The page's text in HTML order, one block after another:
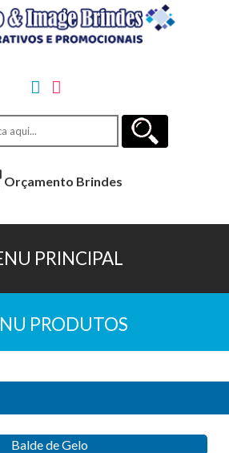
Orçamento Brindes
Balde de Gelo